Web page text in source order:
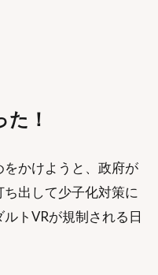
！
かけようと、政府が
出して少子化対策に
トVRが規制される日